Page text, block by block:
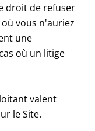
droit de refuser
vous n'auriez
une
où un litige
valent
le Site.